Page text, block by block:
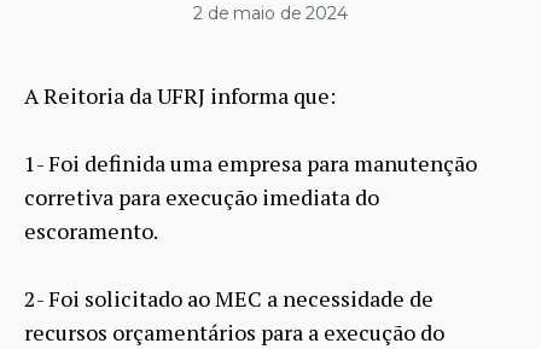
2 de maio de 2024
A Reitoria da UFRJ informa que:
1- Foi definida uma empresa para manutenção
corretiva para execução imediata do
escoramento.
2- Foi solicitado ao MEC a necessidade de
recursos orçamentários para a execução do